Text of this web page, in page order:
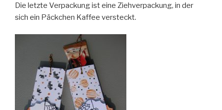
Die letzte Verpackung ist eine Ziehverpackung, in der
sich ein Päckchen Kaffee versteckt.